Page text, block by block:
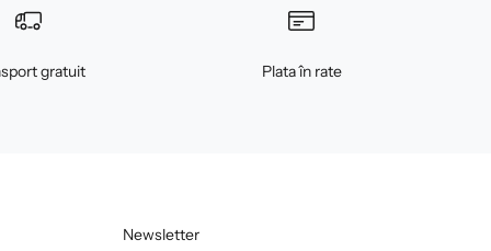
gratuit Plata în rate
Newsletter